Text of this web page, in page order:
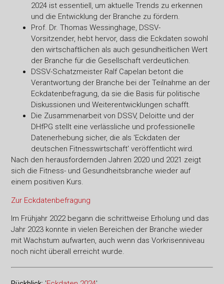
2024 ist essentiell, um aktuelle Trends zu erkennen
und die Entwicklung der Branche zu fördern.
Prof. Dr. Thomas Wessinghage, DSSV-
Vorsitzender, hebt hervor, dass die Eckdaten sowohl
den wirtschaftlichen als auch gesundheitlichen Wert
der Branche für die Gesellschaft verdeutlichen.
DSSV-Schatzmeister Ralf Capelan betont die
Verantwortung der Branche bei der Teilnahme an der
Eckdatenbefragung, da sie die Basis für politische
Diskussionen und Weiterentwicklungen schafft.
Die Zusammenarbeit von DSSV, Deloitte und der
DHfPG stellt eine verlässliche und professionelle
Datenerhebung sicher, die als 'Eckdaten der
deutschen Fitnesswirtschaft' veröffentlicht wird.
Nach den herausfordernden Jahren 2020 und 2021 zeigt
sich die Fitness- und Gesundheitsbranche wieder auf
einem positiven Kurs.
Zur Eckdatenbefragung
Im Frühjahr 2022 begann die schrittweise Erholung und das
Jahr 2023 konnte in vielen Bereichen der Branche wieder
mit Wachstum aufwarten, auch wenn das Vorkrisenniveau
noch nicht überall erreicht wurde.